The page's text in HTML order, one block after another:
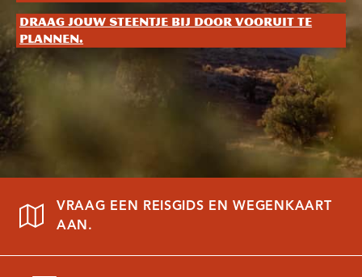
Draag jouw steentje bij door vooruit te
plannen.
VRAAG EEN REISGIDS EN WEGENKAART
AAN.